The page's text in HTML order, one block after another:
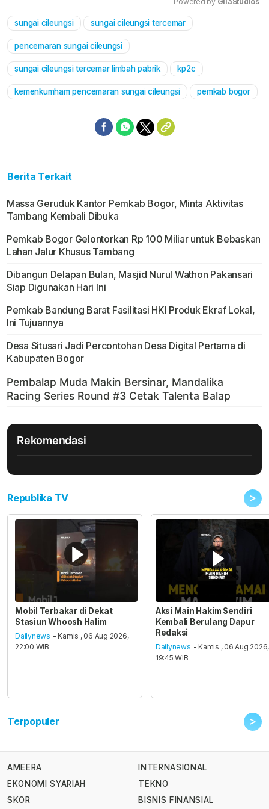
sungai cileungsi sungai cileungsi tercemar
pencemaran sungai cileungsi
sungai cileungsi tercemar limbah pabrik kp2c
kemenkumham pencemaran sungai cileungsi pemkab bogor
Berita Terkait
Massa Geruduk Kantor Pemkab Bogor, Minta Aktivitas
Tambang Kembali Dibuka
Pemkab Bogor Gelontorkan Rp 100 Miliar untuk Bebaskan
Lahan Jalur Khusus Tambang
Dibangun Delapan Bulan, Masjid Nurul Wathon Pakansari
Siap Digunakan Hari Ini
Pemkab Bandung Barat Fasilitasi HKI Produk Ekraf Lokal,
Ini Tujuannya
Desa Situsari Jadi Percontohan Desa Digital Pertama di
Kabupaten Bogor
Rekomendasi
Republika TV >
Mobil Terbakar di Dekat
Stasiun Whoosh Halim
Dailynews - Kamis , 06 Aug 2026,
22:00 WIB
Aksi Main Hakim Sendiri
Kembali Berulang Dapur
Redaksi
Dailynews - Kamis , 06 Aug 2026,
19:45 WIB
Terpopuler >
AMEERA
EKONOMI SYARIAH
SKOR
INTERNASIONAL
TEKNO
BISNIS FINANSIAL